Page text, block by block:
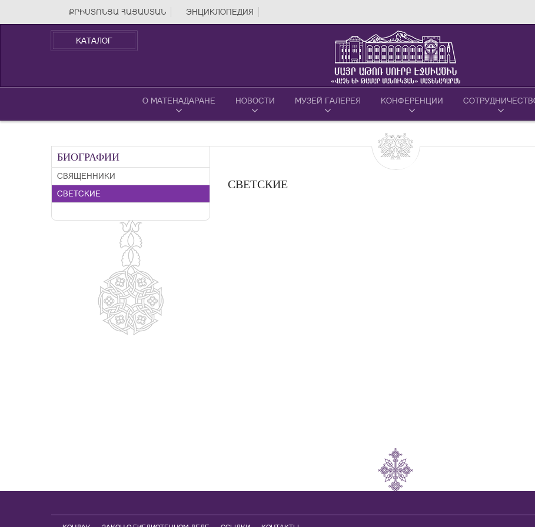
ՔՐԻՍՏՈՆՅԱ ՀԱՅԱՍՏԱՆ ЭНЦИКЛОПЕДИЯ
КАТАЛОГ
О МАТЕНАДАРАНЕ НОВОСТИ МУЗЕЙ ГАЛЕРЕЯ КОНФЕРЕНЦИИ
БИОГРАФИИ
СВЯЩЕННИКИ
СВЕТСКИЕ
СВЕТСКИЕ